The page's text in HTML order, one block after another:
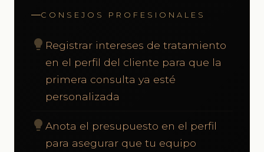
CONSEJOS PROFESIONALES
lightbulb Registrar intereses de tratamiento
en el perfil del cliente para que la
primera consulta ya esté
personalizada
lightbulb Anota el presupuesto en el perfil
para asegurar que tu equipo